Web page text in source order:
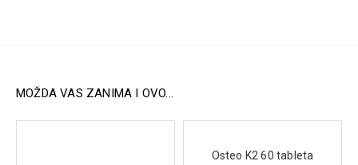
Sastav
MOŽDA VAS ZANIMA I OVO...
Osteo K2 60 tableta